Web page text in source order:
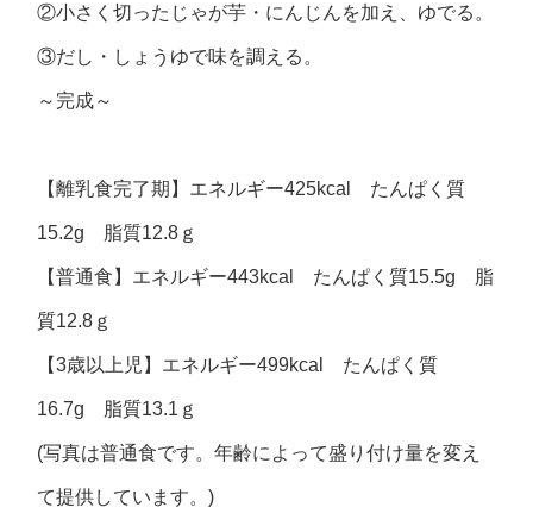
②小さく切ったじゃが芋・にんじんを加え、ゆでる。
③だし・しょうゆで味を調える。
～完成～
【離乳食完了期】エネルギー425kcal たんぱく質
15.2g 脂質12.8ｇ
【普通食】エネルギー443kcal たんぱく質15.5g 脂
質12.8ｇ
【3歳以上児】エネルギー499kcal たんぱく質
16.7g 脂質13.1ｇ
(写真は普通食です。年齢によって盛り付け量を変え
て提供しています。)